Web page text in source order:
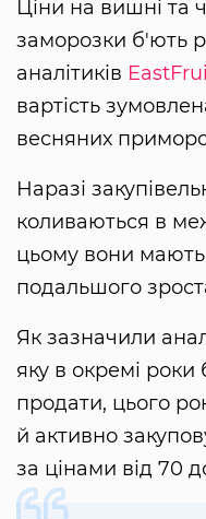
Ціни на вишні та
заморозки б'ють
аналітиків
вартість
весняних
Наразі
коливаються в
цьому вони
подальшого
Як зазначили
яку в окремі роки
продати, цього
й активно
за цінами від 70